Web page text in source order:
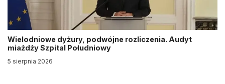
Wielodniowe dyżury, podwójne rozliczenia. Audyt
miażdży Szpital Południowy
5 sierpnia 2026